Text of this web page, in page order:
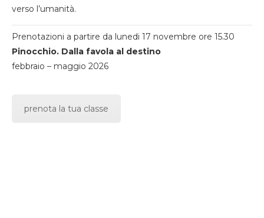
verso l’umanità.
Prenotazioni a partire da lunedi 17 novembre ore 15.30
Pinocchio. Dalla favola al destino
febbraio – maggio 2026
prenota la tua classe